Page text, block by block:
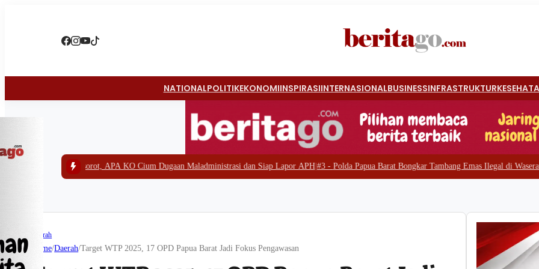
NATIONALPOLITIKEKONOMIINSPIRASIINTERNASIONALBUSINESSINFRASTRUKTUR
APA KO Cium Dugaan Maladministrasi dan Siap Lapor APH|#3 - Polda Papua Barat Bongkar Tambang Emas Ilegal di Waserawi, Enam Excavator
Daerah
Home/Daerah/Target WTP 2025, 17 OPD Papua Barat Jadi Fokus Pengawasan